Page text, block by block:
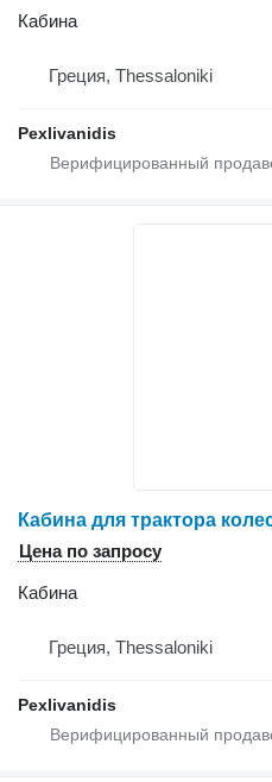
Кабина
Греция, Thessaloniki
Pexlivanidis
Кабина для трактора
Цена по запросу
Кабина
Греция, Thessaloniki
Pexlivanidis